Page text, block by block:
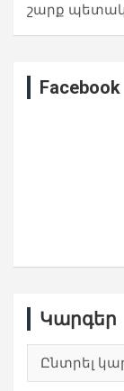
շարք
Facebook
Կարգեր